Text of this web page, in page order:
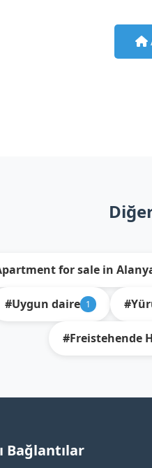
for sale in
#Uygun daire 1
#Freistehende
Bağlantılar